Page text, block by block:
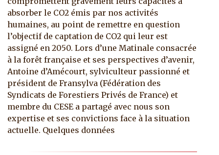
absorber le CO2 émis par nos activités
humaines, au point de remettre en question
l’objectif de captation de CO2 qui leur est
assigné en 2050. Lors d’une Matinale consacrée
à la forêt française et ses perspectives d’avenir,
Antoine d’Amécourt, sylviculteur passionné et
président de Fransylva (Fédération des
Syndicats de Forestiers Privés de France) et
membre du CESE a partagé avec nous son
expertise et ses convictions face à la situation
actuelle. Quelques données